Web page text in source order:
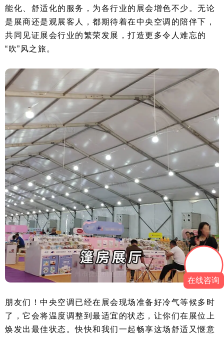
能化、舒适化的服务，为各行业的展会增色不少。无论
是展商还是观展客人，都期待着在中央空调的陪伴下，
共同见证展会行业的繁荣发展，打造更多令人难忘的
“吹”风之旅。
朋友们！中央空调已经在展会现场准备好冷气等候多时
了，它会将温度调整到最适宜的状态，让你们在展位上
焕发出最佳状态。快快和我们一起畅享这场舒适又惬意
在线咨询